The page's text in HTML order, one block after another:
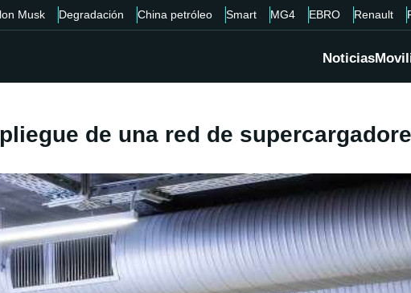
Musk Degradación China petróleo Smart MG4 EBRO Renault
Noticias
de una red de